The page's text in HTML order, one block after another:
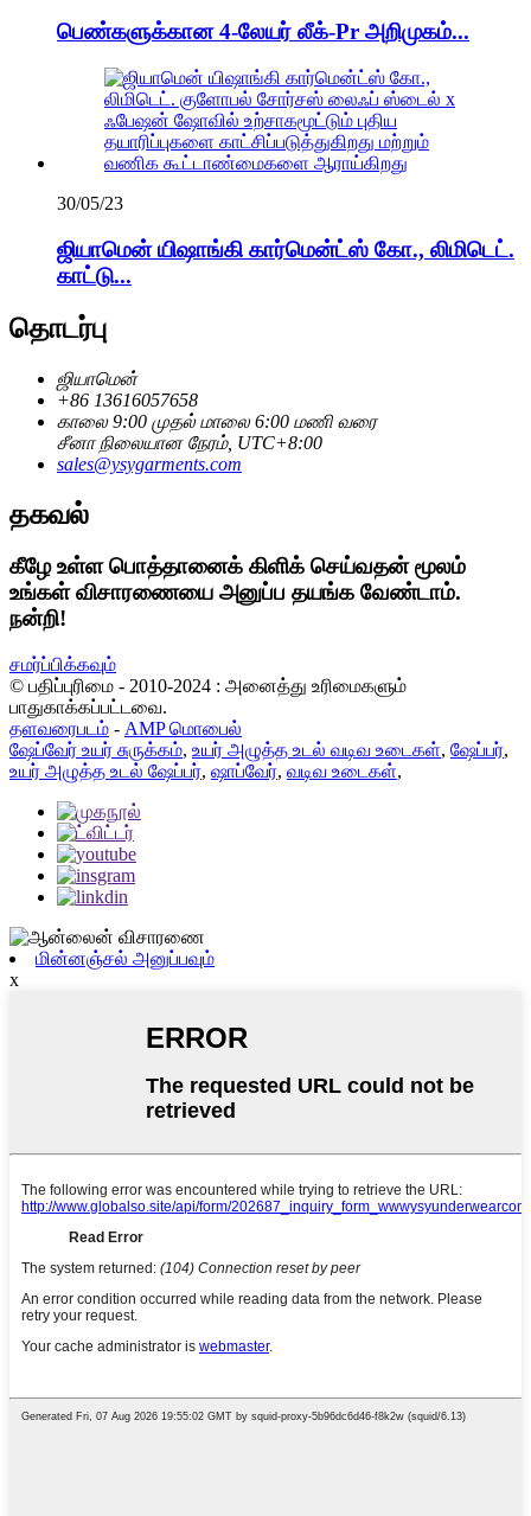
பெண்களுக்கான 4-லேயர் லீக்-Pr அறிமுகம்...
30/05/23
ஜியாமென் யிஷாங்கி கார்மென்ட்ஸ் கோ., லிமிடெட்.
காட்டு...
தொடர்பு
ஜியாமென்
+86 13616057658
காலை 9:00 முதல் மாலை 6:00 மணி வரை
சீனா நிலையான நேரம், UTC+8:00
sales@ysygarments.com
தகவல்
கீழே உள்ள பொத்தானைக் கிளிக் செய்வதன் மூலம்
உங்கள் விசாரணையை அனுப்ப தயங்க வேண்டாம்.
நன்றி!
சமர்ப்பிக்கவும்
© பதிப்புரிமை - 2010-2024 : அனைத்து உரிமைகளும்
பாதுகாக்கப்பட்டவை.
தளவரைபடம் - AMP மொபைல்
ஷேப்வேர் உயர் சுருக்கம், உயர் அழுத்த உடல் வடிவ உடைகள், ஷேப்பர்,
உயர் அழுத்த உடல் ஷேப்பர், ஷாப்வேர், வடிவ உடைகள்,
மின்னஞ்சல் அனுப்பவும்
x